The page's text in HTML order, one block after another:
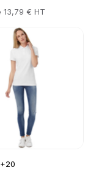
13,79 € HT
+20
page